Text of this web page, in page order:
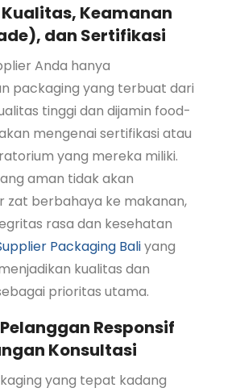
Keamanan
dan Sertifikasi
Anda hanya
packaging yang terbuat dari
tinggi dan dijamin food-
mengenai sertifikasi atau
yang mereka miliki.
aman tidak akan
zat berbahaya ke makanan,
rasa dan kesehatan
Packaging Baliyang
kualitas dan
prioritas utama.
Responsif
Konsultasi
yang tepat kadang